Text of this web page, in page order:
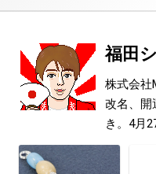
福田
株式会社
改名、開
き。4月